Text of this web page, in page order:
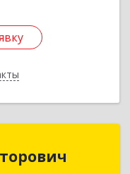
Викторович